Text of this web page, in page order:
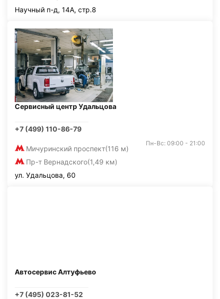
Научный п-д, 14А, стр.8
Сервисный центр Удальцова
+7 (499) 110-86-79
Мичуринский проспект(116 м)
Пр-т Вернадского(1,49 км)
Пн-Вс: 09:00 - 21:00
ул. Удальцова, 60
Автосервис Алтуфьево
+7 (495) 023-81-52